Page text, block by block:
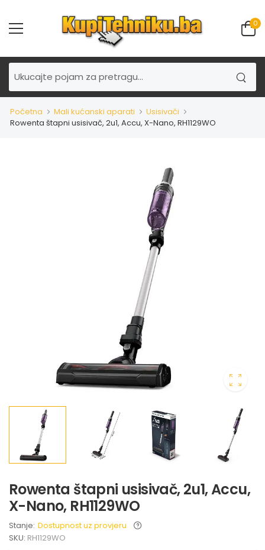
0
Početna Mali kućanski aparati
Usisivači
Rowenta štapni usisivač, 2u1, Accu, X-Nano, RH1129WO
Rowenta štapni usisivač, 2u1, Accu,
X-Nano, RH1129WO
Stanje: Dostupnost uz provjeru
SKU: RH1129WO